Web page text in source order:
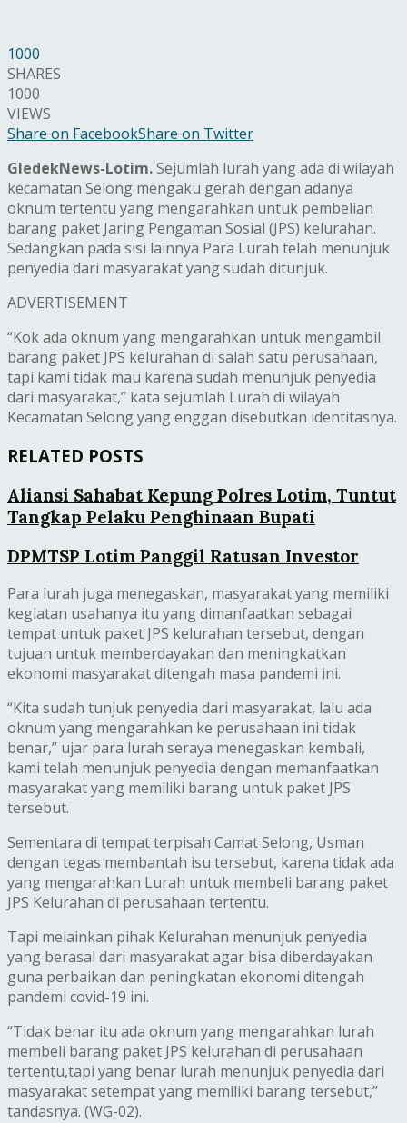
1000
SHARES
1000
VIEWS
Share on FacebookShare on Twitter
GledekNews-Lotim.Sejumlah lurah yang ada di wilayah
kecamatan Selong mengaku gerah dengan adanya
oknum tertentu yang mengarahkan untuk pembelian
barang paket Jaring Pengaman Sosial (JPS) kelurahan.
Sedangkan pada sisi lainnya Para Lurah telah menunjuk
penyedia dari masyarakat yang sudah ditunjuk.
ADVERTISEMENT
“Kok ada oknum yang mengarahkan untuk mengambil
barang paket JPS kelurahan di salah satu perusahaan,
tapi kami tidak mau karena sudah menunjuk penyedia
dari masyarakat,” kata sejumlah Lurah di wilayah
Kecamatan Selong yang enggan disebutkan identitasnya.
RELATED POSTS
Aliansi Sahabat Kepung Polres Lotim, Tuntut
Tangkap Pelaku Penghinaan Bupati
DPMTSP Lotim Panggil Ratusan Investor
Para lurah juga menegaskan, masyarakat yang memiliki
kegiatan usahanya itu yang dimanfaatkan sebagai
tempat untuk paket JPS kelurahan tersebut, dengan
tujuan untuk memberdayakan dan meningkatkan
ekonomi masyarakat ditengah masa pandemi ini.
“Kita sudah tunjuk penyedia dari masyarakat, lalu ada
oknum yang mengarahkan ke perusahaan ini tidak
benar,” ujar para lurah seraya menegaskan kembali,
kami telah menunjuk penyedia dengan memanfaatkan
masyarakat yang memiliki barang untuk paket JPS
tersebut.
Sementara di tempat terpisah Camat Selong, Usman
dengan tegas membantah isu tersebut, karena tidak ada
yang mengarahkan Lurah untuk membeli barang paket
JPS Kelurahan di perusahaan tertentu.
Tapi melainkan pihak Kelurahan menunjuk penyedia
yang berasal dari masyarakat agar bisa diberdayakan
guna perbaikan dan peningkatan ekonomi ditengah
pandemi covid-19 ini.
“Tidak benar itu ada oknum yang mengarahkan lurah
membeli barang paket JPS kelurahan di perusahaan
tertentu,tapi yang benar lurah menunjuk penyedia dari
masyarakat setempat yang memiliki barang tersebut,”
tandasnya. (WG-02).